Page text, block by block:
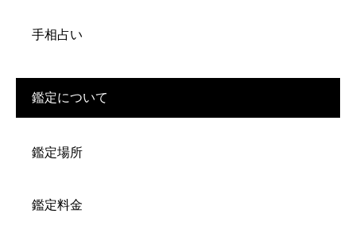
手相占い
鑑定について
鑑定場所
鑑定料金